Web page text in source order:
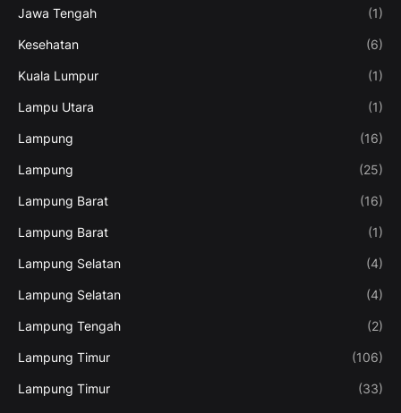
Jawa Tengah (1)
Kesehatan (6)
Kuala Lumpur (1)
Lampu Utara (1)
Lampung (16)
Lampung (25)
Lampung Barat (16)
Lampung Barat (1)
Lampung Selatan (4)
Lampung Selatan (4)
Lampung Tengah (2)
Lampung Timur (106)
Lampung Timur (33)